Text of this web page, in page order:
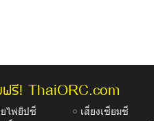
รี! ThaiORC.com
ไพ่ยิปซี เสี่ยงเซียมซี